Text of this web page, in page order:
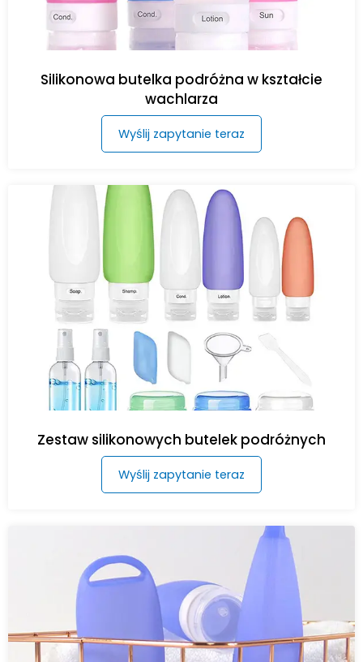
Silikonowa butelka podróżna w kształcie
wachlarza
Wyślij zapytanie teraz
Zestaw silikonowych butelek podróżnych
Wyślij zapytanie teraz